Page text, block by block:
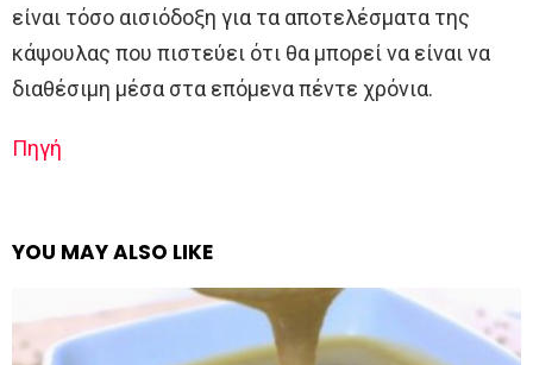
είναι τόσο αισιόδοξη για τα αποτελέσματα της
κάψουλας που πιστεύει ότι θα μπορεί να είναι να
διαθέσιμη μέσα στα επόμενα πέντε χρόνια.
Πηγή
YOU MAY ALSO LIKE